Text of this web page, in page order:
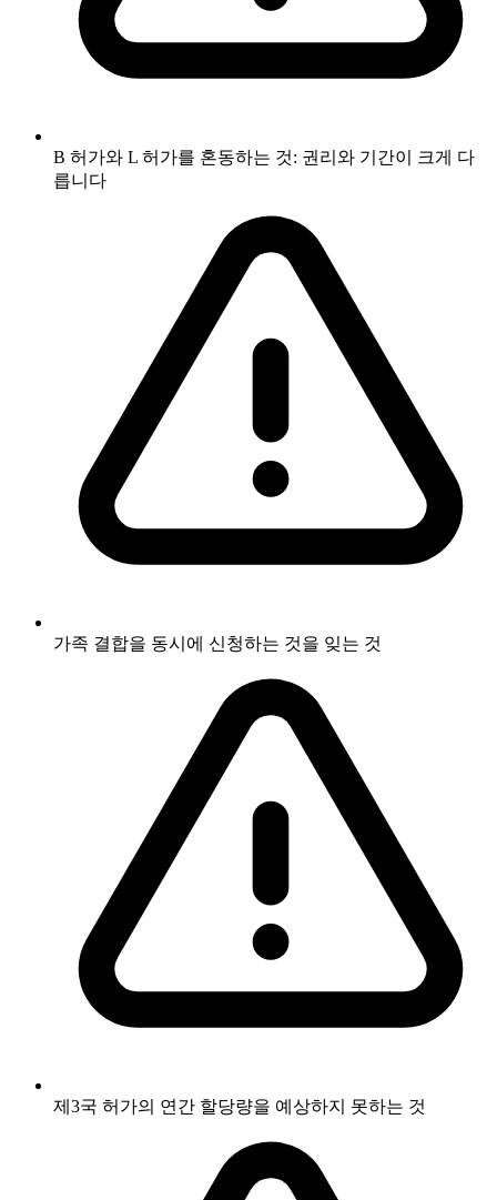
B 허가와 L 허가를 혼동하는 것: 권리와 기간이 크게 다
릅니다
가족 결합을 동시에 신청하는 것을 잊는 것
제3국 허가의 연간 할당량을 예상하지 못하는 것